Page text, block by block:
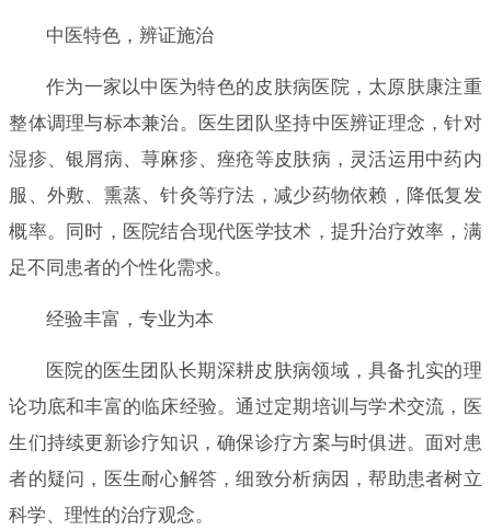
中医特色，辨证施治
作为一家以中医为特色的皮肤病医院，太原肤康注重
整体调理与标本兼治。医生团队坚持中医辨证理念，针对
湿疹、银屑病、荨麻疹、痤疮等皮肤病，灵活运用中药内
服、外敷、熏蒸、针灸等疗法，减少药物依赖，降低复发
概率。同时，医院结合现代医学技术，提升治疗效率，满
足不同患者的个性化需求。
经验丰富，专业为本
医院的医生团队长期深耕皮肤病领域，具备扎实的理
论功底和丰富的临床经验。通过定期培训与学术交流，医
生们持续更新诊疗知识，确保诊疗方案与时俱进。面对患
者的疑问，医生耐心解答，细致分析病因，帮助患者树立
科学、理性的治疗观念。